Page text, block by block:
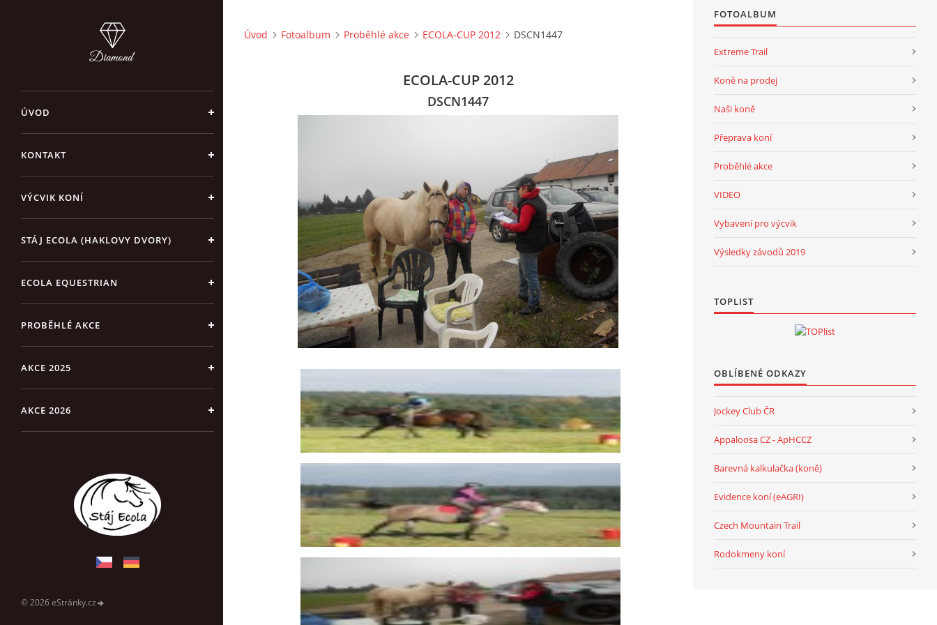
ÚVOD
KONTAKT
VÝCVIK KONÍ
STÁJ ECOLA (HAKLOVY DVORY)
ECOLA EQUESTRIAN
PROBĚHLÉ AKCE
AKCE 2025
AKCE 2026
© 2026 eStránky.cz
Úvod Fotoalbum Proběhlé akce ECOLA-CUP 2012 DSCN1447
ECOLA-CUP 2012
DSCN1447
FOTOALBUM
Extreme Trail
Koně na prodej
Naši koně
Přeprava koní
Proběhlé akce
VIDEO
Vybavení pro výcvik
Výsledky závodů 2019
TOPLIST
OBLÍBENÉ ODKAZY
Jockey Club ČR
Appaloosa CZ - ApHCCZ
Barevná kalkulačka (koně)
Evidence koní (eAGRI)
Czech Mountain Trail
Rodokmeny koní